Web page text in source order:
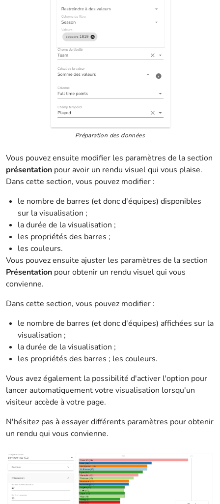
Préparation des données
Vous pouvez ensuite modifier les paramètres de la section
présentation pour avoir un rendu visuel qui vous plaise.
Dans cette section, vous pouvez modifier :
le nombre de barres (et donc d'équipes) disponibles
sur la visualisation ;
la durée de la visualisation ;
les propriétés des barres ;
les couleurs.
Vous pouvez ensuite ajuster les paramètres de la section
Présentation pour obtenir un rendu visuel qui vous
convienne.
Dans cette section, vous pouvez modifier :
le nombre de barres (et donc d'équipes) affichées sur la
visualisation ;
la durée de la visualisation ;
les propriétés des barres ; les couleurs.
Vous avez également la possibilité d'activer l'option pour
lancer automatiquement votre visualisation lorsqu'un
visiteur accède à votre page.
N'hésitez pas à essayer différents paramètres pour obtenir
un rendu qui vous convienne.